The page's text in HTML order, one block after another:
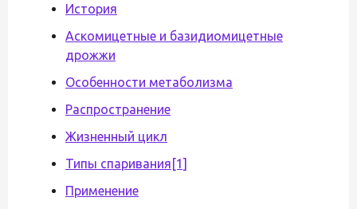
История
Аскомицетные и базидиомицетные
дрожжи
Особенности метаболизма
Распространение
Жизненный цикл
Типы спаривания[1]
Применение